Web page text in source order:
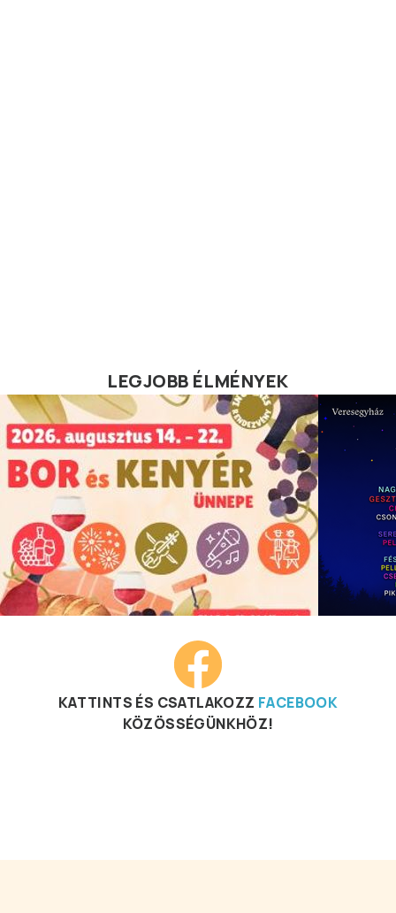
LEGJOBB ÉLMÉNYEK
KATTINTS ÉS CSATLAKOZZ FACEBOOK
KÖZÖSSÉGÜNKHÖZ!